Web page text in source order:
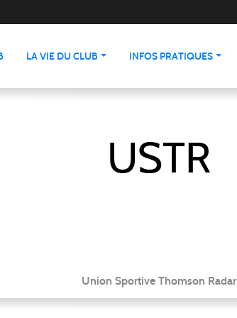
LA VIE DU CLUB INFOS PRATIQUES
USTR
Union Sportive Thomson Radar